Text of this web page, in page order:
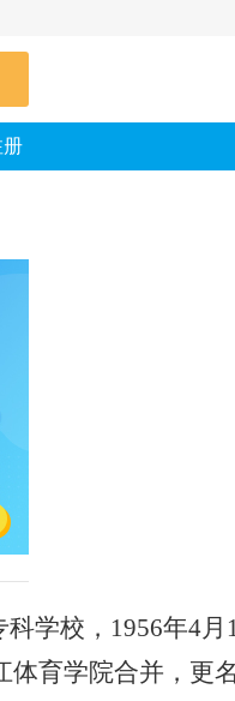
册
学校， 1956年4月
育学院合并，更